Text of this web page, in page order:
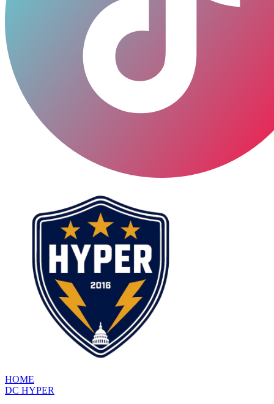
HOME
DC HYPER